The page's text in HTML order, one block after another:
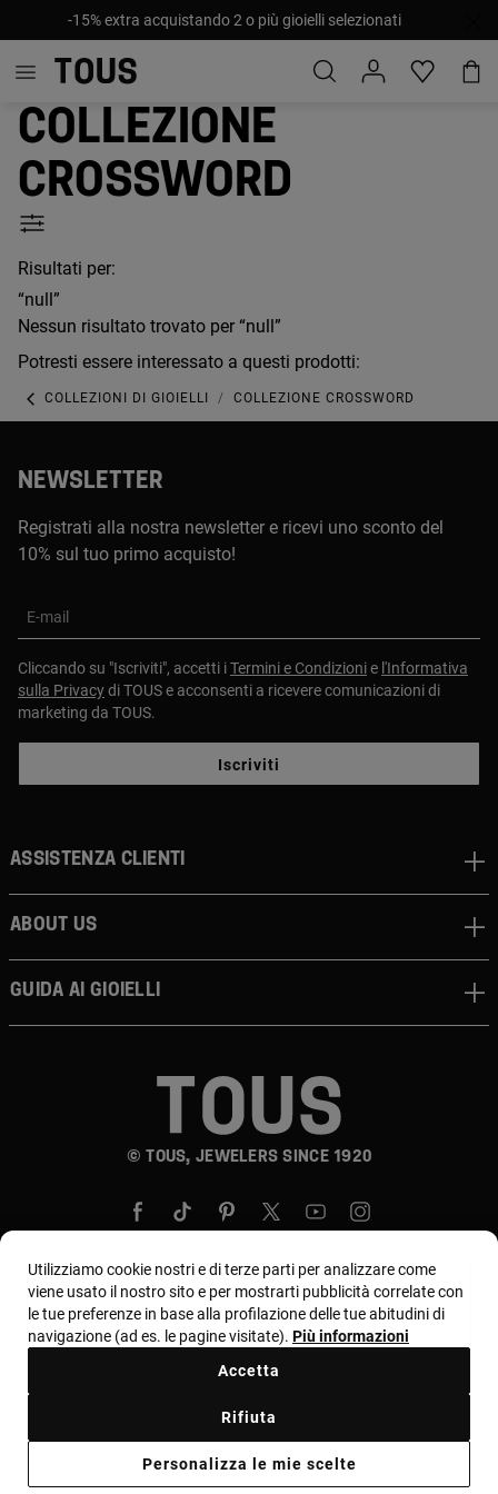
-15% extra acquistando 2 o più gioielli selezionati
Collezione
Crossword
Risultati per:
“null”
Nessun risultato trovato per “null”
Potresti essere interessato a questi prodotti:
COLLEZIONI DI GIOIELLI COLLEZIONE CROSSWORD
NEWSLETTER
Registrati alla nostra newsletter e ricevi uno sconto del
10% sul tuo primo acquisto!
E-mail
Cliccando su "Iscriviti", accetti iTermini e Condizionie l'Informativa
sulla Privacydi TOUS e acconsenti a ricevere comunicazioni di
marketing da TOUS.
Iscriviti
© TOUS, JEWELERS SINCE 1920
Assistenza clienti
About us
Guida ai gioielli
Paese e valuta:Italia / Euro
Informativa sui cookie Avviso legale Codice etico
Utilizziamo cookie nostri e di terze parti per analizzare come
viene usato il nostro sito e per mostrarti pubblicità correlate con
le tue preferenze in base alla profilazione delle tue abitudini di
navigazione (ad es. le pagine visitate). Più informazioni
Personalizza le mie scelte
Rifiuta
Accetta